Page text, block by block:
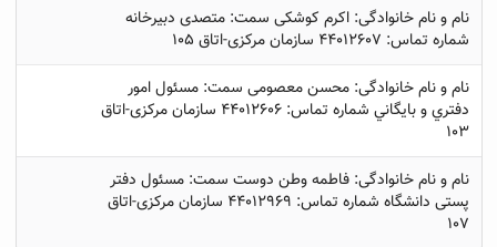
نام و نام خانوادگی: اکرم کوشکی سمت: متصدی دبیرخانه
شماره تماس: 44012607 سازمان مرکزی-اتاق 105
نام و نام خانوادگی: محسن معصومی سمت: مسئول امور
دفتري و بايگاني شماره تماس: 44012606 سازمان مرکزی-اتاق
103
نام و نام خانوادگی: فاطمه وطن دوست سمت: مسئول دفتر
پستی دانشگاه شماره تماس: 44012969 سازمان مرکزی-اتاق
107